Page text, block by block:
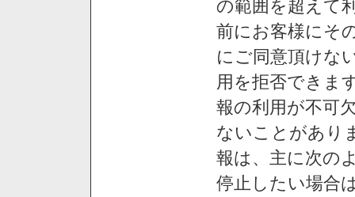
の範囲を超えて
前にお客様にそ
にご同意頂けな
用を拒否できま
報の利用が不可
ないことがあり
報は、主に次の
停止したい場合